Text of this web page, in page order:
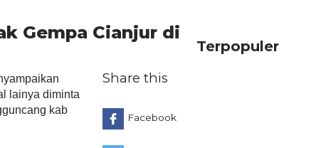
Gempa Cianjur di
lainya diminta
kab
Share this
Facebook
Terpopuler